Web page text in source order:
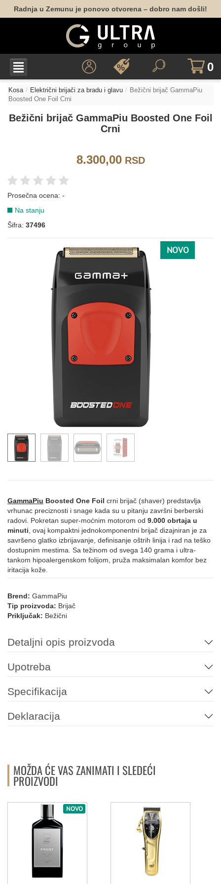
Radnja u Zemunu je ponovo otvorena – dobro nam došli!
0
Kosa Električni brijači za bradu i glavu
Bežični brijač GammaPiu
Boosted One Foil Crni
Bežični brijač GammaPiu Boosted One Foil
Crni
8.300,00RSD
Prosečna ocena: -
Na stanju
Šifra: 37496
NOVO
GammaPiu Boosted One Foil crni brijač (shaver) predstavlja
vrhunac preciznosti i snage kada su u pitanju završni berberski
radovi. Pokretan super-moćnim motorom od 9.000 obrtaja u
minuti, ovaj kompaktni jednokomponentni brijač dizajniran je za
savršeno glatko izbrijavanje, definisanje oštrih linija i rad na teško
dostupnim mestima. Sa težinom od svega 140 grama i ultra-
tankom hipoalergenskom folijom, pruža maksimalan komfor bez
iritacija kože.
Brend: GammaPiu
Tip proizvoda: Brijač
Priključak: Bežični
Detaljni opis proizvoda
Upotreba
Specifikacija
Deklaracija
MOŽDA ĆE VAS ZANIMATI I SLEDEĆI
PROIZVODI
NOVO